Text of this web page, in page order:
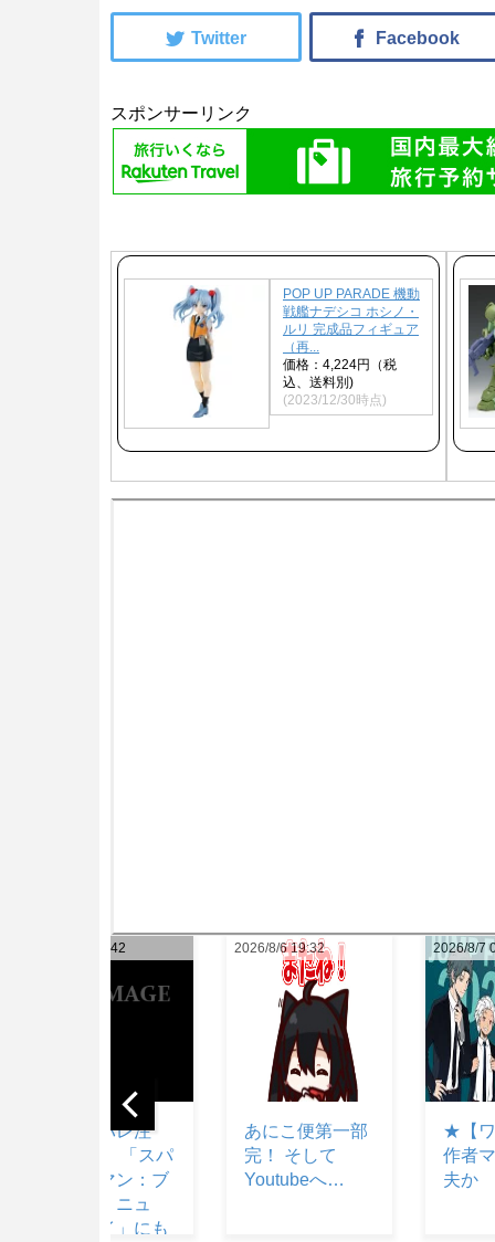
スポンサーリンク
POP UP PARADE 機動
戦艦ナデシコ ホシノ・
ルリ 完成品フィギュア
（再...
価格：4,224円（税
込、送料別)
(2023/12/30時点)
2026/8/7 03:52
★【ワートリ】
作者マジで大丈
夫か
2026/8/7
【ガ
クっ
って
2026/8/6 19:32
あにこ便第一部
完！ そして
Youtubeへ…